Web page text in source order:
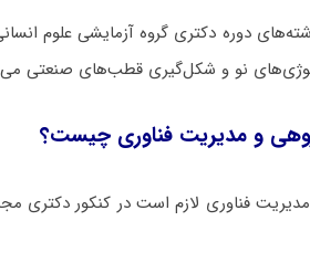
دوره دکتری گروه آزمایشی علوم
نو و شکل‌گیری قطب‌های صنعتی
و ﻣﺪﻳﺮﻳﺖ فناوری چیست؟
ﻣﺪﻳﺮﻳﺖ فناوری لازم است در کنکور دکتری